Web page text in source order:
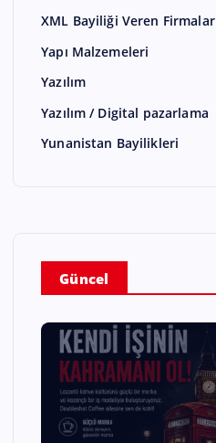
XML Bayiliği Veren Firmalar
Yapı Malzemeleri
Yazılım
Yazılım / Digital pazarlama
Yunanistan Bayilikleri
Güncel